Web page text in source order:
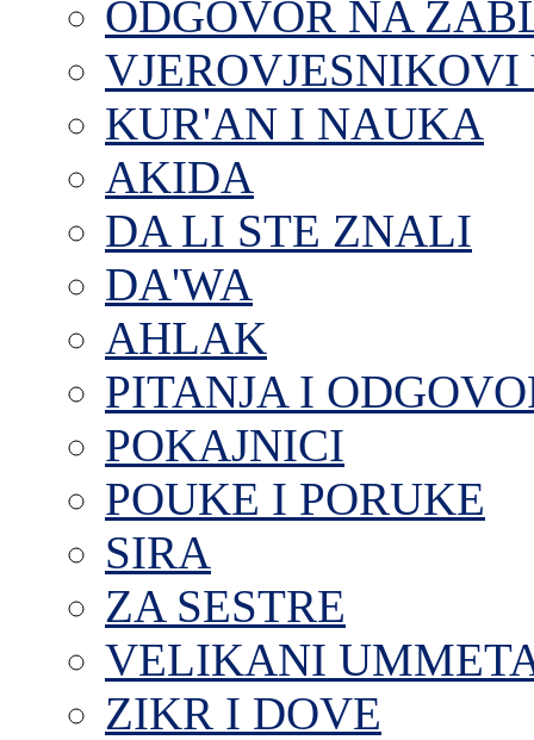
ODGOVOR NA
VJEROVJESNIKOVI
KUR'AN I NAUKA
AKIDA
DA LI STE ZNALI
DA'WA
AHLAK
PITANJA I
POKAJNICI
POUKE I PORUKE
SIRA
ZA SESTRE
VELIKANI
ZIKR I DOVE